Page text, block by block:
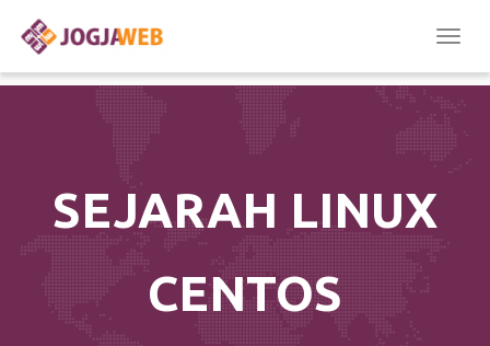
SEJARAH LINUX
CENTOS